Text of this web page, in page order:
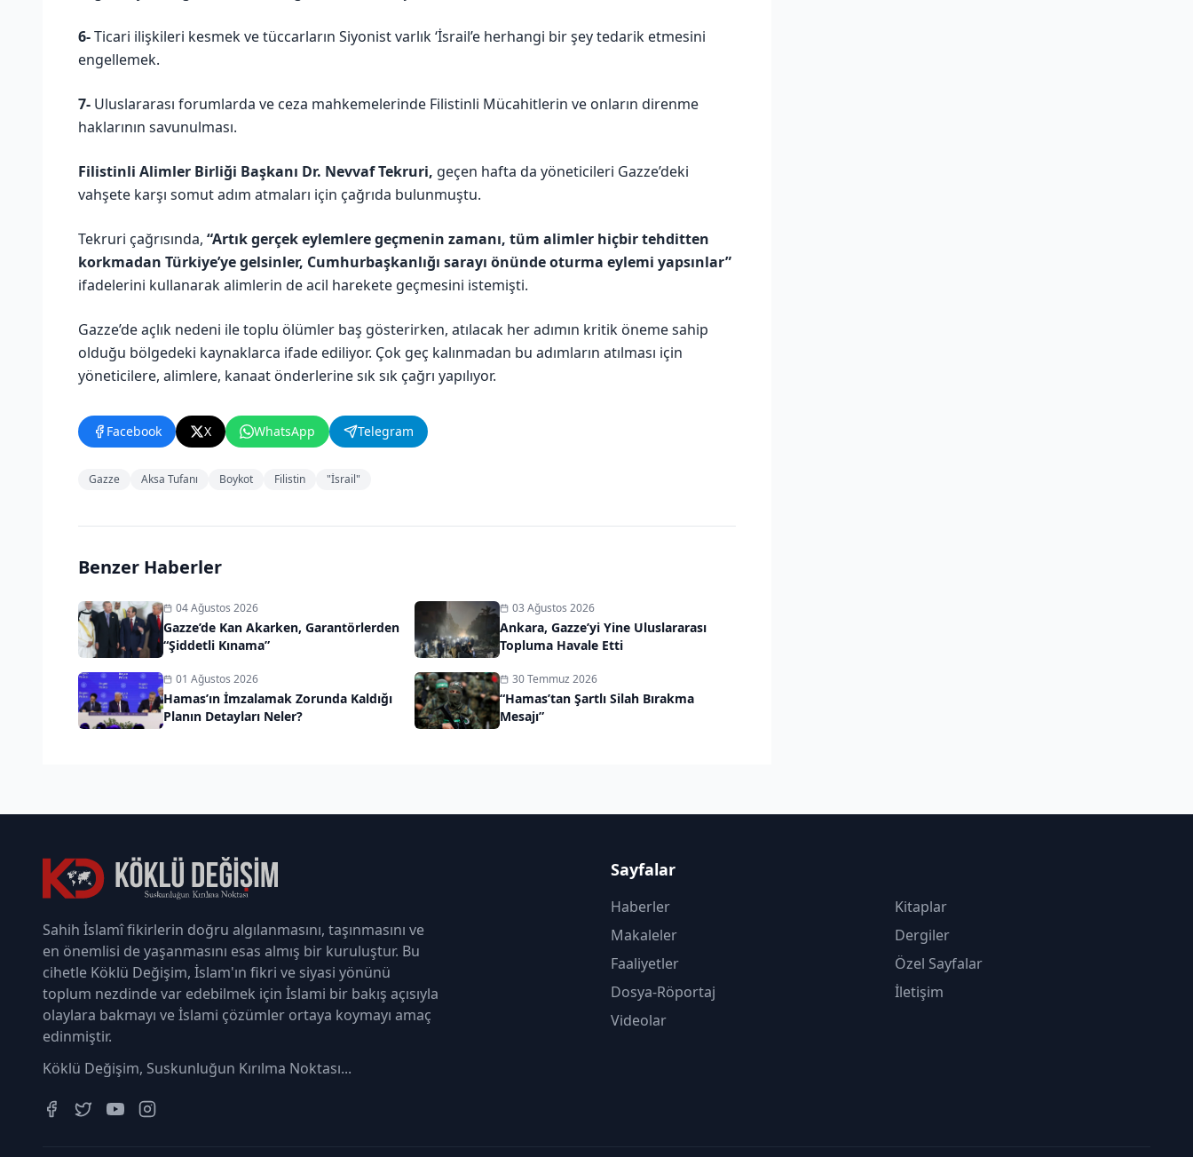
6-Ticari ilişkileri kesmek ve tüccarların Siyonist varlık ‘İsrail’e herhangi bir şey tedarik etmesini
engellemek.
7- Uluslararası forumlarda ve ceza mahkemelerinde Filistinli Mücahitlerin ve onların direnme
haklarının savunulması.
Filistinli Alimler Birliği Başkanı Dr. Nevvaf Tekruri, geçen hafta da yöneticileri Gazze’deki
vahşete karşı somut adım atmaları için çağrıda bulunmuştu.
Tekruri çağrısında, “Artık gerçek eylemlere geçmenin zamanı, tüm alimler hiçbir tehditten
korkmadan Türkiye’ye gelsinler, Cumhurbaşkanlığı sarayı önünde oturma eylemi yapsınlar”
ifadelerini kullanarak alimlerin de acil harekete geçmesini istemişti.
Gazze’de açlık nedeni ile toplu ölümler baş gösterirken, atılacak her adımın kritik öneme sahip
olduğu bölgedeki kaynaklarca ifade ediliyor. Çok geç kalınmadan bu adımların atılması için
yöneticilere, alimlere, kanaat önderlerine sık sık çağrı yapılıyor.
Facebook X WhatsApp Telegram
Gazze Aksa Tufanı Boykot Filistin "İsrail"
Benzer Haberler
04 Ağustos 2026
Gazze’de Kan Akarken, Garantörlerden
“Şiddetli Kınama”
03 Ağustos 2026
Ankara, Gazze’yi Yine Uluslararası
Topluma Havale Etti
01 Ağustos 2026
Hamas’ın İmzalamak Zorunda Kaldığı
Planın Detayları Neler?
30 Temmuz 2026
“Hamas’tan Şartlı Silah Bırakma
Mesajı”
Sahih İslamî fikirlerin doğru algılanmasını, taşınmasını ve
en önemlisi de yaşanmasını esas almış bir kuruluştur. Bu
cihetle Köklü Değişim, İslam'ın fikri ve siyasi yönünü
toplum nezdinde var edebilmek için İslami bir bakış açısıyla
olaylara bakmayı ve İslami çözümler ortaya koymayı amaç
edinmiştir.
Köklü Değişim, Suskunluğun Kırılma Noktası...
Sayfalar
Haberler
Makaleler
Faaliyetler
Dosya-Röportaj
Videolar
Kitaplar
Dergiler
Özel Sayfalar
İletişim